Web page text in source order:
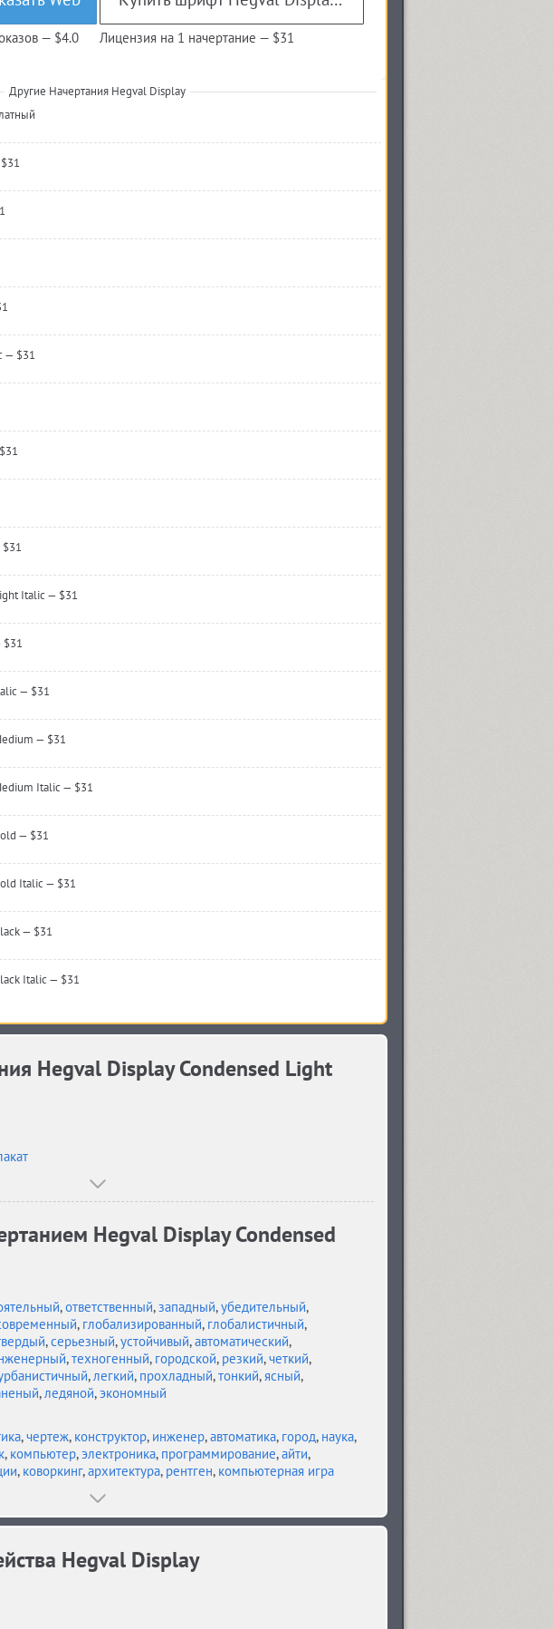
— $4.0 Лицензия на 1 начертание — $31
Другие Начертания Hegval Display
— $31
Italic — $31
$31
— $31
— $31
Italic — $31
— $31
Italic — $31
— $31
Italic — $31
Hegval Display Condensed Light
Hegval Display Condensed
,ответственный,западный,убедительный,
, глобализированный, глобалистичный,
,серьезный,устойчивый,автоматический,
,техногенный, городской, резкий,четкий,
,легкий, прохладный,тонкий,ясный,
,ледяной,экономный
,чертеж, конструктор, инженер,автоматика, город, наука,
, компьютер,электроника, программирование,айти,
, коворкинг,архитектура, рентген, компьютерная игра
Hegval Display